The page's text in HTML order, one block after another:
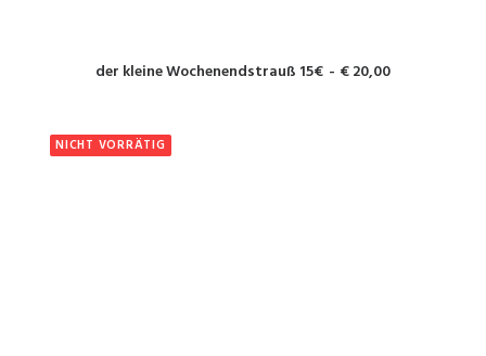
WEITERLESEN
der kleine Wochenendstrauß 15€ €20,00
NICHT VORRÄTIG